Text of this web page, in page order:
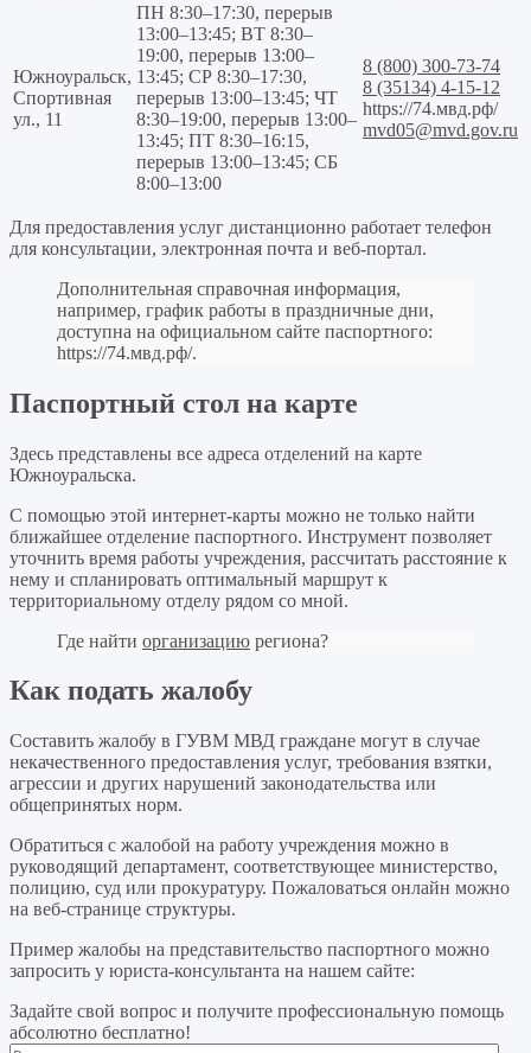
Южноуральск,
Спортивная
ул., 11
ПН 8:30–17:30, перерыв
13:00–13:45; ВТ 8:30–
19:00, перерыв 13:00–
13:45; СР 8:30–17:30,
перерыв 13:00–13:45; ЧТ
8:30–19:00, перерыв 13:00–
13:45; ПТ 8:30–16:15,
перерыв 13:00–13:45; СБ
8:00–13:00
8 (800) 300-73-74
8 (35134) 4-15-12
https://74.мвд.рф/
mvd05@mvd.gov.ru
Для предоставления услуг дистанционно работает телефон
для консультации, электронная почта и веб-портал.
Дополнительная справочная информация,
например, график работы в праздничные дни,
доступна на официальном сайте паспортного:
https://74.мвд.рф/.
Паспортный стол на карте
Здесь представлены все адреса отделений на карте
Южноуральска.
С помощью этой интернет-карты можно не только найти
ближайшее отделение паспортного. Инструмент позволяет
уточнить время работы учреждения, рассчитать расстояние к
нему и спланировать оптимальный маршрут к
территориальному отделу рядом со мной.
Где найти организацию региона?
Как подать жалобу
Составить жалобу в ГУВМ МВД граждане могут в случае
некачественного предоставления услуг, требования взятки,
агрессии и других нарушений законодательства или
общепринятых норм.
Обратиться с жалобой на работу учреждения можно в
руководящий департамент, соответствующее министерство,
полицию, суд или прокуратуру. Пожаловаться онлайн можно
на веб-странице структуры.
Пример жалобы на представительство паспортного можно
запросить у юриста-консультанта на нашем сайте:
Задайте свой вопрос и получите профессиональную помощь
абсолютно бесплатно!